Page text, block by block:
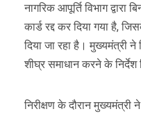
नागरिक आपूर्ति विभाग द्वारा
कार्ड रद्द कर दिया गया है,
दिया जा रहा है। मुख्यमंत्री
शीघ्र समाधान करने के निर्देश
निरीक्षण के दौरान